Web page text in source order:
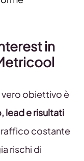
in
vero obiettivo è
lead e risultati
costante
rischi di